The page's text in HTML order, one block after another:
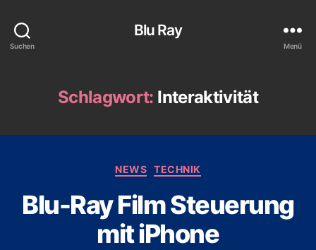
Suchen
Blu Ray
Menü
Schlagwort: Interaktivität
Kategorien
NEWS TECHNIK
Blu-Ray Film Steuerung
mit iPhone